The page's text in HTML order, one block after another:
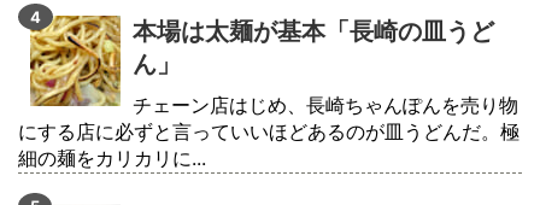
本場は太麺が基本「長崎の皿うど
ん」
チェーン店はじめ、長崎ちゃんぽんを売り物
にする店に必ずと言っていいほどあるのが皿うどんだ。極
細の麺をカリカリに...